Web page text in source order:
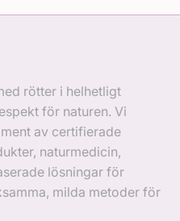
rötter i helhetligt
för naturen. Vi
av certifierade
naturmedicin,
lösningar för
milda metoder för